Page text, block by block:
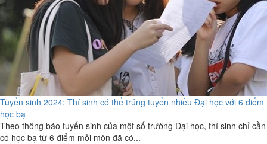
Tuyển sinh 2024: Thí sinh có thể trúng tuyển nhiều Đại học với 6 điểm
học bạ
Theo thông báo tuyển sinh của một số trường Đại học, thí sinh chỉ cần
có học bạ từ 6 điểm mỗi môn đã có...